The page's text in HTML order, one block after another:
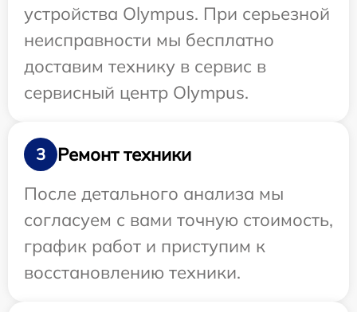
устройства Olympus. При серьезной
неисправности мы бесплатно
доставим технику в сервис в
сервисный центр Olympus.
3
Ремонт техники
После детального анализа мы
согласуем с вами точную стоимость,
график работ и приступим к
восстановлению техники.